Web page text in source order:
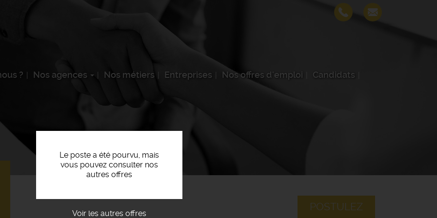
? Nos agences Nos métiers Entreprises Nos offres d'emploi Candidats
Le poste a été pourvu, mais
vous pouvez consulter nos
autres offres
Voir les autres offres
POSTULEZ